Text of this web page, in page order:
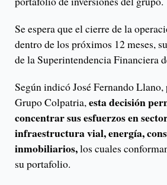
Se espera que el cierre de la
dentro de los próximos 12 meses,
de la Superintendencia Financiera
Según indicó José Fernando Llano,
Grupo Colpatria,esta decisión
concentrar sus esfuerzos en
infraestructura vial, energía,
inmobiliarios,los cuales
su portafolio.